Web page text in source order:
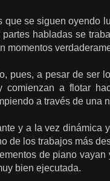
se siguen oyendo
habladas se
momentos
pues, a pesar de ser
a flotar
a través de una
y a la vez dinámica
de los trabajos más
de piano
bien ejecutada.